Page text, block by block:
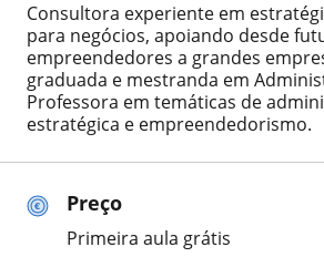
Preço
Primeira aula grátis
Consultora experiente em
para negócios, apoiando desde
empreendedores a grandes
graduada e mestranda em
Professora em temáticas de
estratégica e empreendedorismo.